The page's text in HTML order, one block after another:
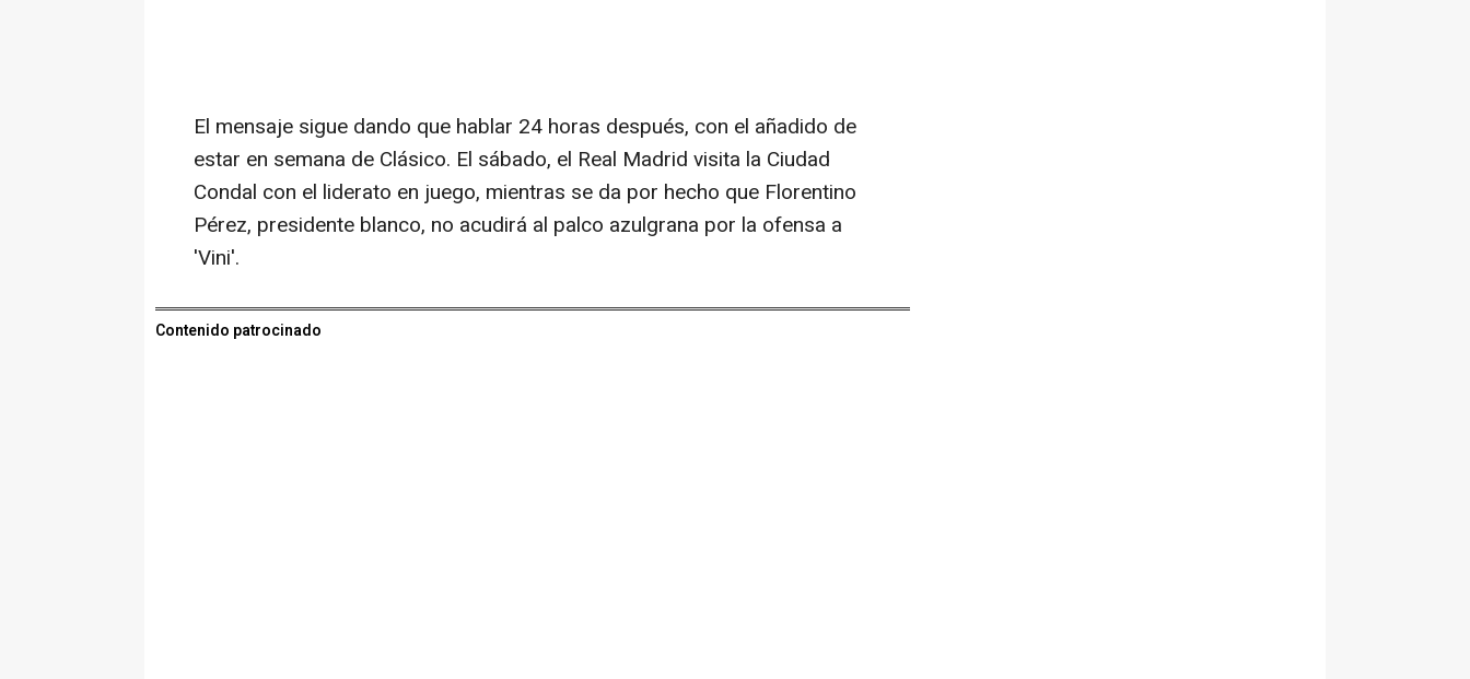
El mensaje sigue dando que hablar 24 horas después, con el añadido de
estar en semana de Clásico. El sábado, el Real Madrid visita la Ciudad
Condal con el liderato en juego, mientras se da por hecho que Florentino
Pérez, presidente blanco, no acudirá al palco azulgrana por la ofensa a
'Vini'.
Contenido patrocinado